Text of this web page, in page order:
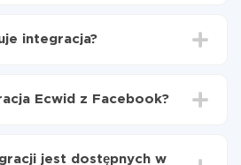
integracja?
zajmuje średnio 10-15
Ecwid z Facebook?
jest dostępnych w